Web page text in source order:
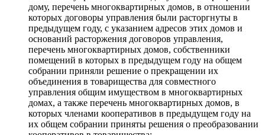
дому, перечень многоквартирных домов, в отношении
которых договоры управления были расторгнуты в
предыдущем году, с указанием адресов этих домов и
оснований расторжения договоров управления,
перечень многоквартирных домов, собственники
помещений в которых в предыдущем году на общем
собрании приняли решение о прекращении их
объединения в товарищества для совместного
управления общим имуществом в многоквартирных
домах, а также перечень многоквартирных домов, в
которых членами кооперативов в предыдущем году на
их общем собрании приняты решения о преобразовании